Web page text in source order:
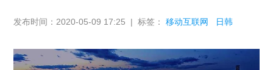
发布时间：2020-05-09 17:25 | 标签：移动互联网 日韩